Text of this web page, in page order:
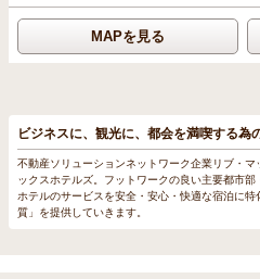
MAPを見る
ビジネスに、観光に、都会を満喫する為
不動産ソリューションネットワーク企業リブ・
ックスホテルズ。フットワークの良い主要都市部
ホテルのサービスを安全・安心・快適な宿泊に
質」を提供していきます。